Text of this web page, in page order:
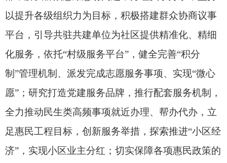
实解决适龄儿童少年失辍学问题，不断提高辖区群
众获得感、幸福感、归属感；聚焦基层共青团组织
规范化建设；以传统节日为契机，邀请各族群众、
结对亲戚开展各类主题活动，民族团结工作扎实有
神等宣讲活动、“群众村晚”等文体活动、“学习雷锋
精神，弘扬传统美德”等志愿服务活动，文化润疆工